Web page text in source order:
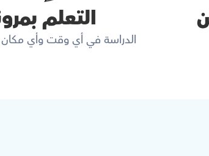
التعلم
الدراسة في أي وقت وأي